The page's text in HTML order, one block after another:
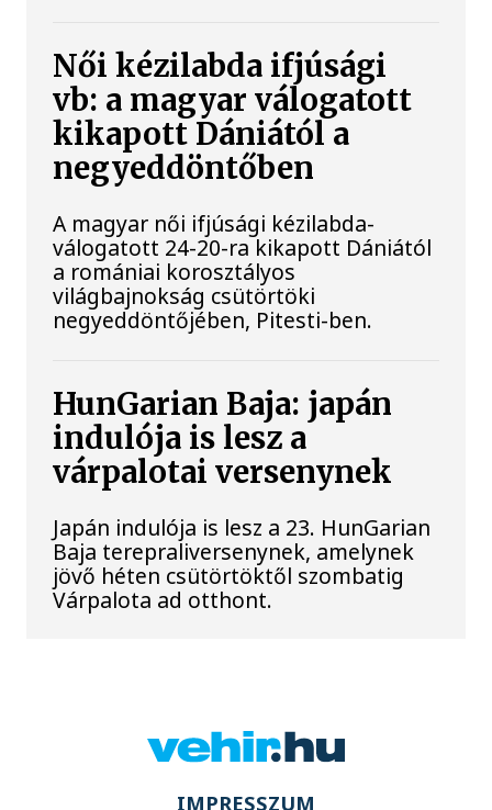
Női kézilabda ifjúsági
vb: a magyar válogatott
kikapott Dániától a
negyeddöntőben
A magyar női ifjúsági kézilabda-
válogatott 24-20-ra kikapott Dániától
a romániai korosztályos
világbajnokság csütörtöki
negyeddöntőjében, Pitesti-ben.
HunGarian Baja: japán
indulója is lesz a
várpalotai versenynek
Japán indulója is lesz a 23. HunGarian
Baja terepraliversenynek, amelynek
jövő héten csütörtöktől szombatig
Várpalota ad otthont.
IMPRESSZUM